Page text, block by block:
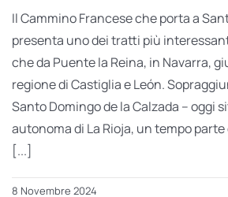
Il Cammino Francese che porta a
presenta uno dei tratti più
che da Puente la Reina, in Navarra,
regione di Castiglia e León.
Santo Domingo de la Calzada – oggi
autonoma di La Rioja, un tempo
[...]
8 Novembre 2024